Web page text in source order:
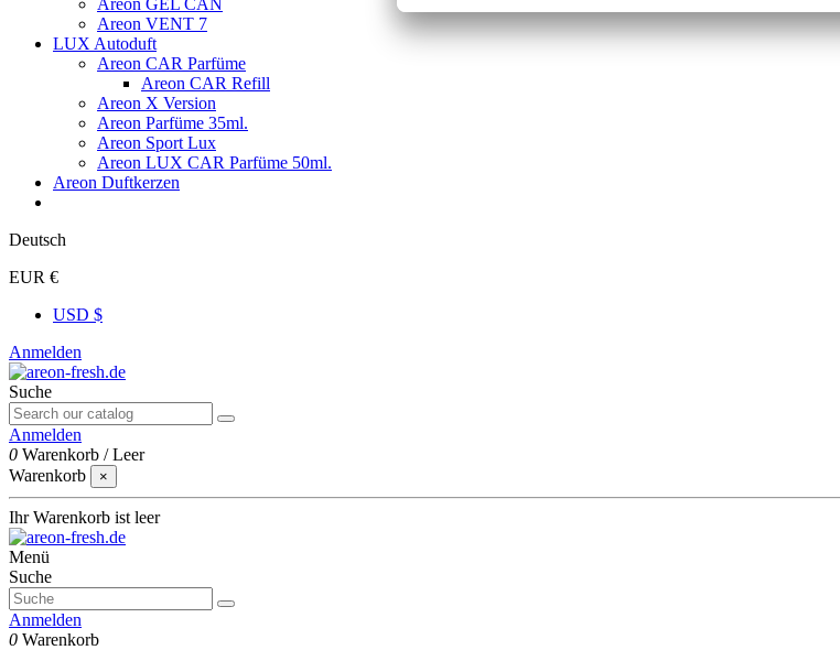
Areon GEL CAN
Areon VENT 7
LUX Autoduft
Areon CAR Parfüme
Areon CAR Refill
Areon X Version
Areon Parfüme 35ml.
Areon Sport Lux
Areon LUX CAR Parfüme 50ml.
Areon Duftkerzen
Deutsch
EUR €
USD $
Anmelden
Suche
Anmelden
0 Warenkorb /Leer
Warenkorb
×
Ihr Warenkorb ist leer
Menü
Suche
Anmelden
0 Warenkorb